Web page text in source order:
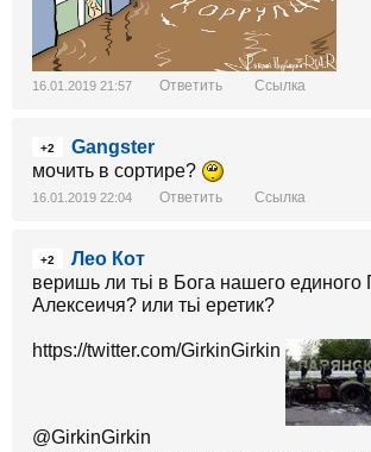
16.01.2019 21:57 Ответить Ссылка
+2
Gangster
мочить в сортире?
16.01.2019 22:04 Ответить Ссылка
+2
Лео Кот
веришь ли тьі в Бога нашего единого
Алексеичя? или тьі еретик?
https://twitter.com/GirkinGirkin
@GirkinGirkin